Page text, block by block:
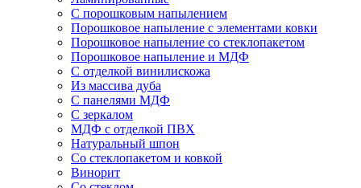
С порошковым напылением
Порошковое напыление с элементами ковки
Порошковое напыление со стеклопакетом
Порошковое напыление и МДФ
С отделкой винилискожа
Из массива дуба
С панелями МДФ
С зеркалом
МДФ с отделкой ПВХ
Натуральный шпон
Со стеклопакетом и ковкой
Винорит